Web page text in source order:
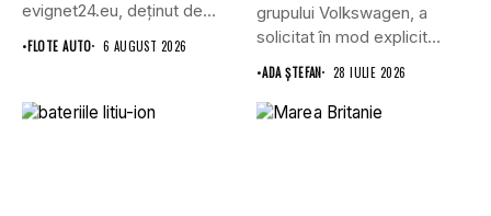
evignet24.eu, deținut de
Enternova Kft. din...
•FLOTE AUTO 6 AUGUST 2026
grupului Volkswagen, a
solicitat în mod explicit
Uniunii Europene...
•ADA ȘTEFAN 28 IULIE 2026